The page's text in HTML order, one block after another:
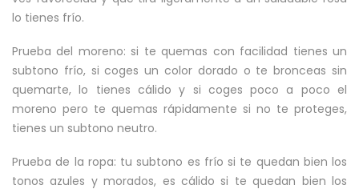
lo tienes frío.
Prueba del moreno: si te quemas con facilidad tienes un
subtono frío, si coges un color dorado o te bronceas sin
quemarte, lo tienes cálido y si coges poco a poco el
moreno pero te quemas rápidamente si no te proteges,
tienes un subtono neutro.
Prueba de la ropa: tu subtono es frío si te quedan bien los
tonos azules y morados, es cálido si te quedan bien los